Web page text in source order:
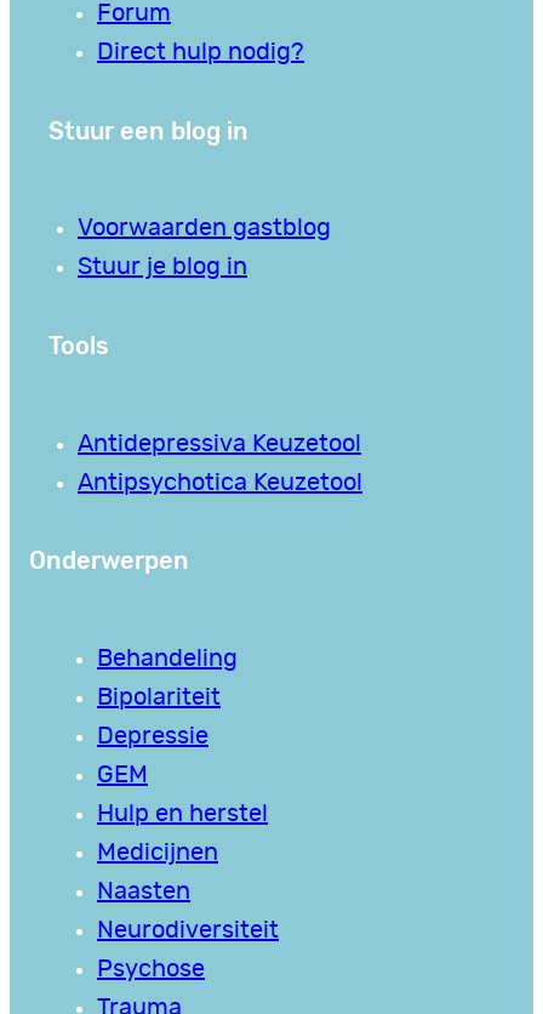
Forum
Direct hulp nodig?
Stuur een blog in
Voorwaarden gastblog
Stuur je blog in
Tools
Antidepressiva Keuzetool
Antipsychotica Keuzetool
Onderwerpen
Behandeling
Bipolariteit
Depressie
GEM
Hulp en herstel
Medicijnen
Naasten
Neurodiversiteit
Psychose
Trauma